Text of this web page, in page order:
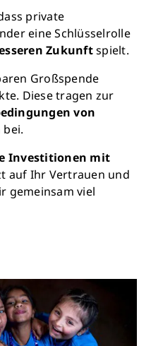
private
eine Schlüsselrolle
Zukunftspielt.
Großspende
Diese tragen zur
von
bei.
Investitionen mit
auf Ihr Vertrauen und
gemeinsam viel